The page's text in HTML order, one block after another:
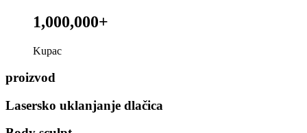
1,000,000+
Kupac
proizvod
Lasersko uklanjanje dlačica